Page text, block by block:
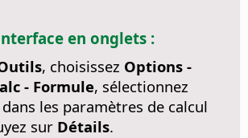
en onglets :
, choisissez Options -
- Formule, sélectionnez
dans les paramètres de calcul
sur Détails.